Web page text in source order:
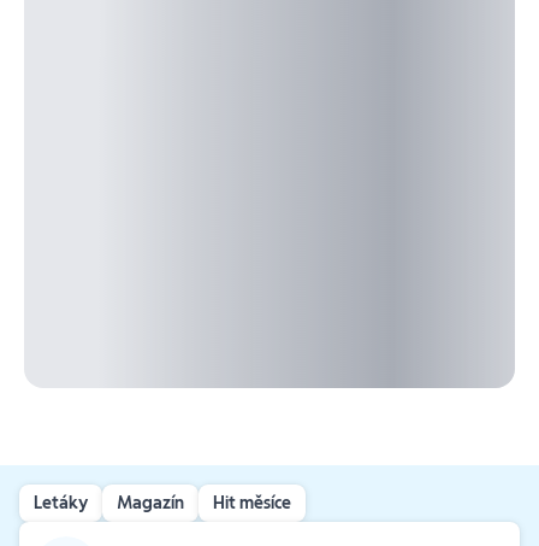
Letáky Magazín Hit měsíce